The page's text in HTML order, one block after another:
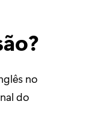
no
do